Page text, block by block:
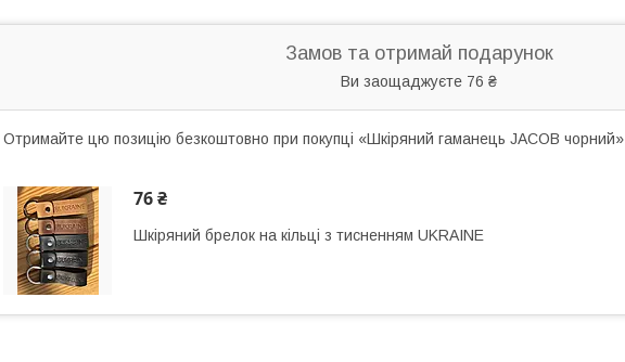
Замов та отримай подарунок
Ви заощаджуєте 76 ₴
Отримайте цю позицію безкоштовно при покупці «Шкіряний гаманець JACOB чорний»
76 ₴
Шкіряний брелок на кільці з тисненням UKRAINE